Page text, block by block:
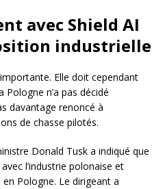
avec Shield AI
industrielle
Elle doit cependant
n’a pas décidé
davantage renoncé à
de chasse pilotés.
Donald Tusk a indiqué que
l’industrie polonaise et
Pologne. Le dirigeant a